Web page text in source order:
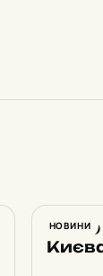
НОВИНИ
РНБО